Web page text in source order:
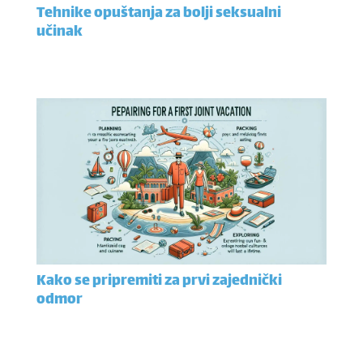
Tehnike opuštanja za bolji seksualni
učinak
Kako se pripremiti za prvi zajednički
odmor